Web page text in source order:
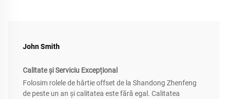
John Smith
Calitate și Serviciu Excepțional
Folosim rolele de hârtie offset de la Shandong Zhenfeng
de peste un an și calitatea este fără egal. Calitatea